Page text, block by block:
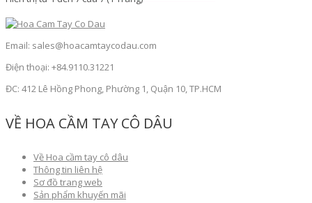
Email: sales@hoacamtaycodau.com
Điện thoại: +84.9110.31221
ĐC: 412 Lê Hồng Phong, Phường 1, Quận 10, TP.HCM
VỀ HOA CẦM TAY CÔ DÂU
Về Hoa cầm tay cô dâu
Thông tin liên hệ
Sơ đồ trang web
Sản phẩm khuyến mãi